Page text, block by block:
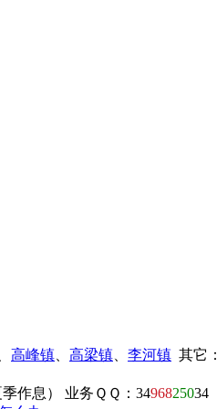
高峰镇 高梁镇 李河镇 其它：
季作息） 业务ＱＱ：3496825034